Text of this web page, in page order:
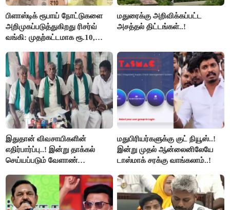
பிளாஸ்டிக் ரூபாய் நோட்டுகளை
அறிமுகப்படுத்துகிறது ரிசர்வ்
வங்கி: முதற்கட்டமாக ரூ.10,
மதுரைக்கு அறிவிக்கப்பட்ட
அசத்தல் திட்டங்கள்..!
இதுதான் விவசாயிகளின்
எதிர்பார்ப்பு..! இன்று தாக்கல்
செய்யப்படும் வேளாண்
கோரிக்கை!
மதுபிரியர்களுக்கு குட் நியூஸ்..!
இன்று முதல் ஆன்லைனிலேயே
டாஸ்மாக் சரக்கு வாங்கலாம்..!